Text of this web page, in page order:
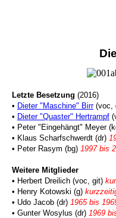
Letzte Besetzung (2016)
• Dieter "Maschine" Birr(voc,
• Dieter "Quaster" Hertrampf
• Peter "Eingehängt" Meyer
• Klaus Scharfschwerdt (dr)
• Peter Rasym (bg) 1997 bis
Weitere Mitglieder
• Herbert Dreilich (voc, git)
• Henry Kotowski (g)
• Udo Jacob (dr) 1965 bis
• Gunter Wosylus (dr) 1969